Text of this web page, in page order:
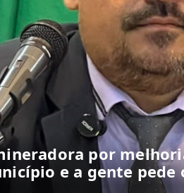
por
e a gente pede